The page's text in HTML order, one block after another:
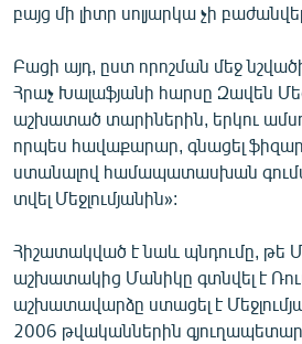
բայց մի լիտր սոլյարկա չի
Բացի այդ, ըստ որոշման մեջ
Հրաչ Խալաֆյանի հարսը Զավեն
աշխատած տարիներին, երկու
որպես հավաքարար, գնացել
ստանալով համապատասխան
տվել Մեջլումյանին»:
Հիշատակված է նաև պնդումը, թե
աշխատակից Մանիկը գտնվել է
աշխատավարձը ստացել է
2006 թվականներին